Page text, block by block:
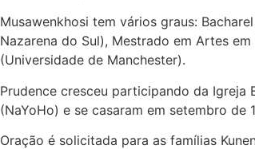
Musawenkhosi tem vários graus:
Nazarena do Sul), Mestrado em Artes
(Universidade de Manchester).
Prudence cresceu participando da Igreja
(NaYoHo) e se casaram em setembro de
Oração é solicitada para as famílias